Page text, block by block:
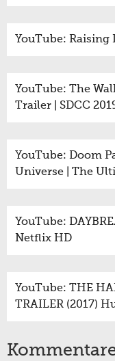
YouTube:
YouTube: The
Trailer | SDCC
YouTube: Doom
Universe | The
YouTube:
Netflix HD
YouTube: THE
TRAILER (2017)